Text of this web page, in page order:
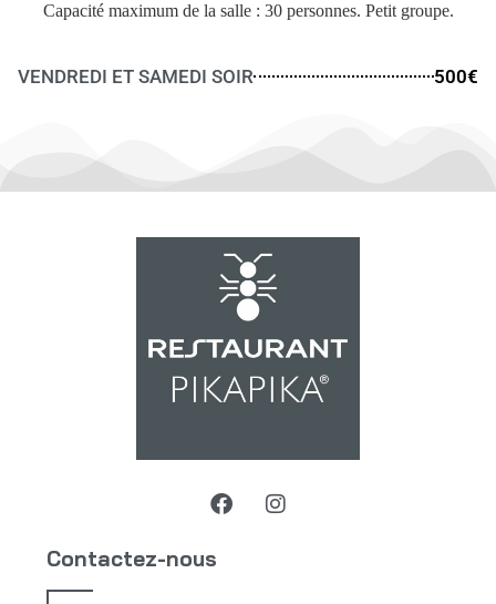
Capacité maximum de la salle : 30 personnes. Petit groupe.
VENDREDI ET SAMEDI SOIR 500€
Contactez-nous